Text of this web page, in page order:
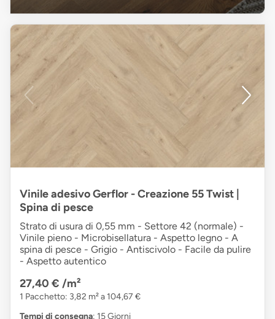
Vinile adesivo Gerflor - Creazione 55 Twist |
Spina di pesce
Strato di usura di 0,55 mm - Settore 42 (normale) -
Vinile pieno - Microbisellatura - Aspetto legno - A
spina di pesce - Grigio - Antiscivolo - Facile da pulire
- Aspetto autentico
27,40 € /m²
1 Pacchetto: 3,82 m² a 104,67 €
Tempi di consegna: 15 Giorni